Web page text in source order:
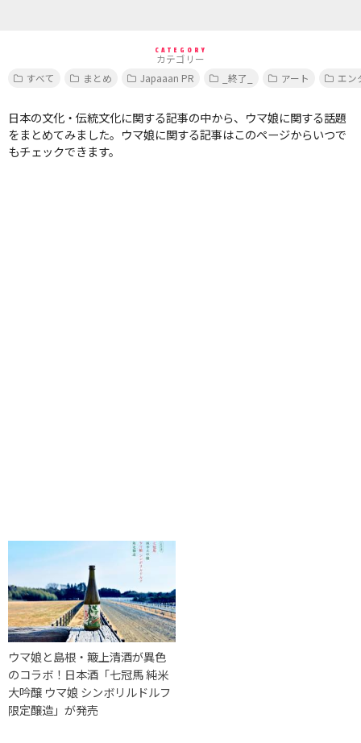
CATEGORY
カテゴリー
すべて
まとめ Japaaan PR _終了_ アート エン
日本の文化・伝統文化に関する記事の中から、ウマ娘に関する話題
をまとめてみました。ウマ娘に関する記事はこのページからいつで
もチェックできます。
ウマ娘と島根・簸上清酒が異色
のコラボ！日本酒「七冠馬 純米
大吟醸 ウマ娘 シンボリルドルフ
限定醸造」が発売